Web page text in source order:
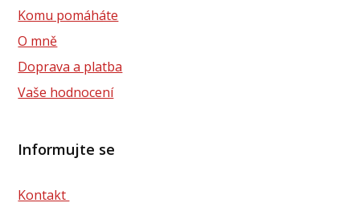
Komu pomáháte
O mně
Doprava a platba
Vaše hodnocení
Informujte se
Kontakt